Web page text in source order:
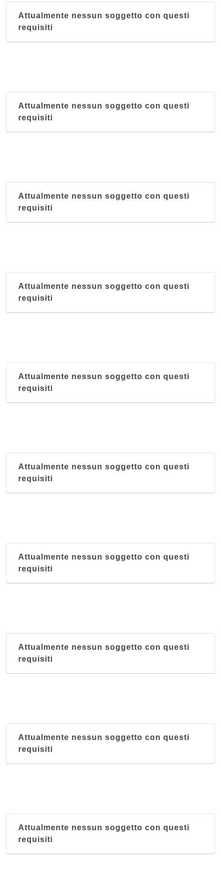
Attualmente nessun soggetto con questi
requisiti
Attualmente nessun soggetto con questi
requisiti
Attualmente nessun soggetto con questi
requisiti
Attualmente nessun soggetto con questi
requisiti
Attualmente nessun soggetto con questi
requisiti
Attualmente nessun soggetto con questi
requisiti
Attualmente nessun soggetto con questi
requisiti
Attualmente nessun soggetto con questi
requisiti
Attualmente nessun soggetto con questi
requisiti
Attualmente nessun soggetto con questi
requisiti